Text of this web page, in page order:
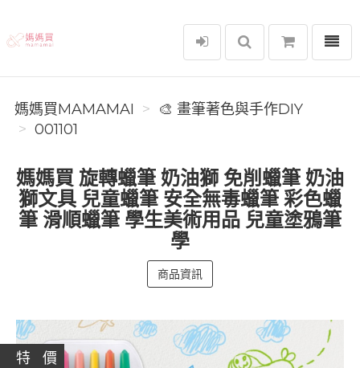
媽媽買MAMAMAI
選單
媽媽買MAMAMAI
🎨 畫筆著色與手作DIY
001101
媽媽買 旋轉蠟筆 奶油獅 免削蠟筆 奶油
獅文具 兒童蠟筆 安全無毒蠟筆 彩色蠟
筆 滑順蠟筆 學生美術用品 兒童塗鴉筆
學
商品資訊
特 價